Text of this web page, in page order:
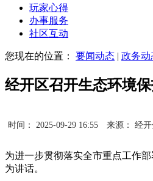
玩家心得
办事服务
社区互动
您现在的位置： 要闻动态 | 政务动
经开区召开生态环境
时间： 2025-09-29 16:55 来源： 经开
为进一步贯彻落实全市重点工作
为讲话。